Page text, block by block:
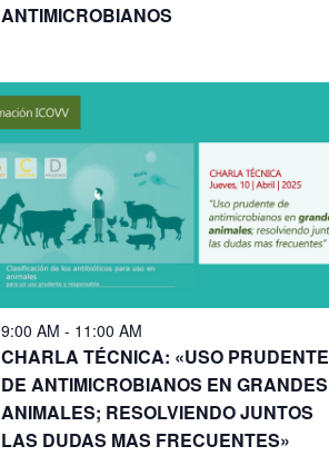
ANTIMICROBIANOS
9:00 AM - 11:00 AM
CHARLA TÉCNICA: «USO PRUDENTE
DE ANTIMICROBIANOS EN GRANDES
ANIMALES; RESOLVIENDO JUNTOS
LAS DUDAS MAS FRECUENTES»